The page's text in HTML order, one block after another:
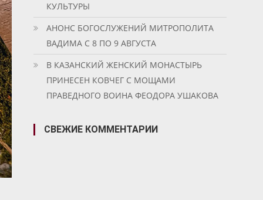
КУЛЬТУРЫ
АНОНС БОГОСЛУЖЕНИЙ МИТРОПОЛИТА
ВАДИМА С 8 ПО 9 АВГУСТА
В КАЗАНСКИЙ ЖЕНСКИЙ МОНАСТЫРЬ
ПРИНЕСЕН КОВЧЕГ С МОЩАМИ
ПРАВЕДНОГО ВОИНА ФЕОДОРА УШАКОВА
СВЕЖИЕ КОММЕНТАРИИ